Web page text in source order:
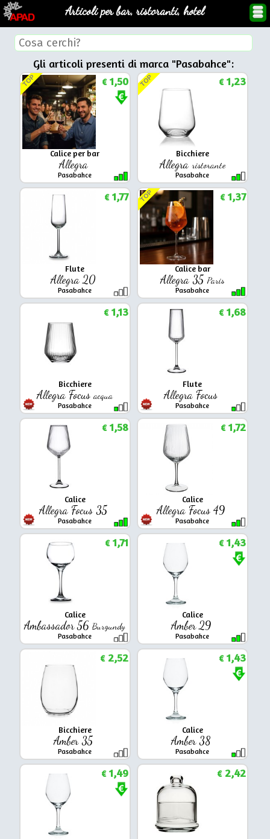
Articoli per bar, ristoranti, hotel
Gli articoli presenti di marca "Pasabahce":
Calice per bar
Allegra
Pasabahce
TOP €1,50
Bicchiere
Allegra ristorante
Pasabahce
TOP €1,23
Flute
Allegra 20
Pasabahce
€1,77
Calice bar
Allegra 35 Paris
Pasabahce
TOP €1,37
Bicchiere
Allegra Focusacqua
Pasabahce
€1,13
Flute
Allegra Focus
Pasabahce
€1,68
Calice
Allegra Focus 35
Pasabahce
€1,58
Calice
Allegra Focus 49
Pasabahce
€1,72
Calice
Ambassador 56Burgundy
Pasabahce
€1,71
Calice
Amber 29
Pasabahce
€1,43
Bicchiere
Amber 35
Pasabahce
€2,52
Calice
Amber 38
Pasabahce
€1,43
€1,49 €2,42